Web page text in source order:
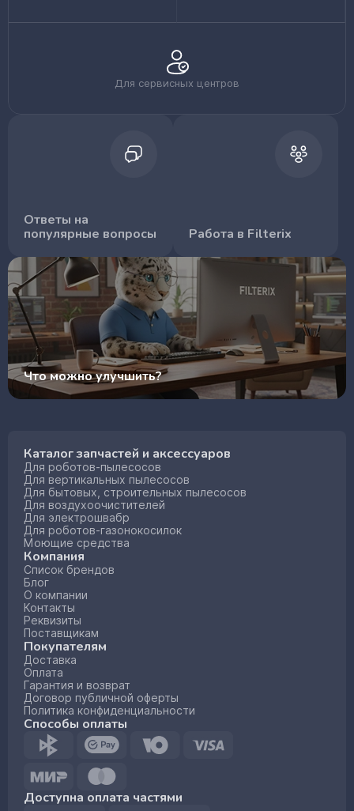
Для сервисных центров
Ответы на
популярные вопросы
Работа в Filterix
Что можно улучшить?
Каталог запчастей и аксессуаров
Для роботов-пылесосов
Для вертикальных пылесосов
Для бытовых, строительных пылесосов
Для воздухоочистителей
Для электрошвабр
Для роботов-газонокосилок
Моющие средства
Компания
Список брендов
Блог
О компании
Контакты
Реквизиты
Поставщикам
Покупателям
Доставка
Оплата
Гарантия и возврат
Договор публичной оферты
Политика конфиденциальности
Способы оплаты
Доступна оплата частями